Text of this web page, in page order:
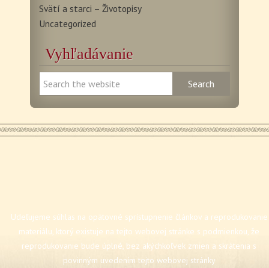
Svätí a starci – Životopisy
Uncategorized
Vyhľadávanie
Udeľujeme súhlas na opätovné sprístupnenie článkov a reprodukovanie
materiálu, ktorý existuje na tejto webovej stránke s podmienkou, že
reprodukovanie bude úplné, bez akýchkoľvek zmien a skrátenia s
povinným uvedením tejto webovej stránky